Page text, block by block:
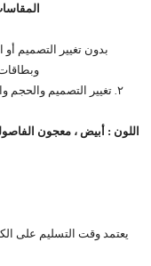
٢. تغيير التصميم
اللون : أبيض ، معجون